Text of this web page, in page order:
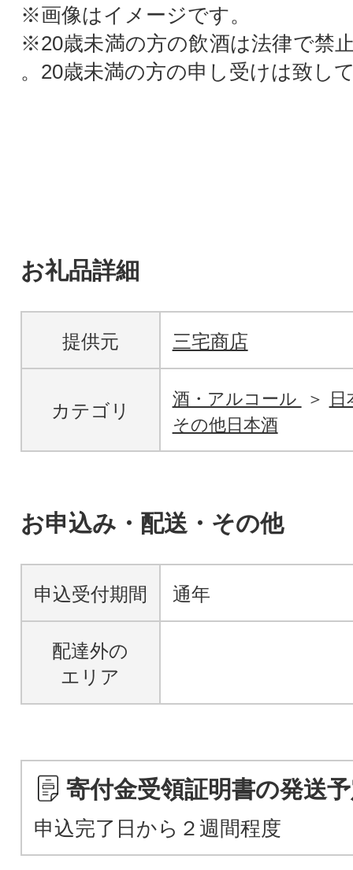
※画像はイメージです。
※20歳未満の方の飲酒は法律で禁
。20歳未満の方の申し受けは致し
お礼品詳細
提供元 三宅商店
カテゴリ
酒・アルコール
その他日本酒
お申込み・配送・その他
申込受付期間 通年
配達外の
エリア
寄付金受領証明書の発送
申込完了日から２週間程度